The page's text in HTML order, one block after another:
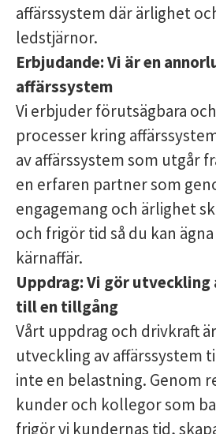
affärssystem där ärlighet
ledstjärnor.
Erbjudande:Vi är en
affärssystem
Vi erbjuder förutsägbara
processer kring
av affärssystem som utgår
en erfaren partner som
engagemang och ärlighet
och frigör tid så du kan
kärnaffär.
Uppdrag:Vi gör utveckling
till en tillgång
Vårt uppdrag och drivkraft
utveckling av affärssystem
inte en belastning. Genom
kunder och kollegor som
frigör vi kundernas tid,